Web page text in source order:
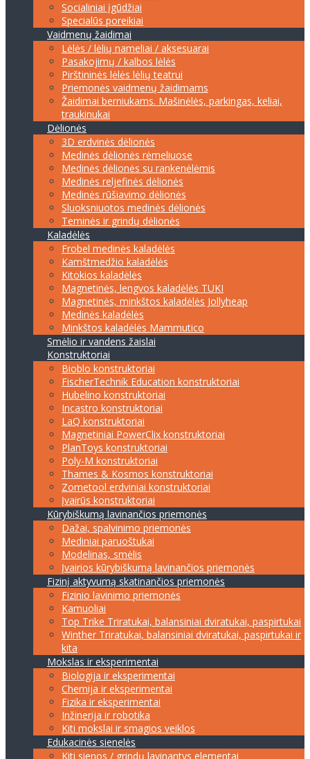
Socialiniai įgūdžiai
Specialūs poreikiai
Vaidmenų žaidimai
Lėlės / lėlių nameliai / aksesuarai
Pasakojimų / kalbos lėlės
Pirštininės lėlės lėlių teatrui
Priemonės vaidmenų žaidimams
Žaidimai berniukams. Mašinėlės, parkingas, keliai,
traukinukai
Dėlionės
3D erdvinės dėlionės
Medinės dėlionės rėmeliuose
Medinės dėlionės su rankenėlėmis
Medinės reljefinės dėlionės
Medinės rūšiavimo dėlionės
Sluoksniuotos medinės dėlionės
Teminės ir grindų dėlionės
Kaladėlės
Frobel medinės kaladėlės
Kamštmedžio kaladėlės
Kitokios kaladėlės
Magnetinės, lengvos kaladėlės TUKI
Magnetinės, minkštos kaladėlės Jollyheap
Medinės kaladėlės
Minkštos kaladėlės Mammutico
Smėlio ir vandens žaislai
Konstruktoriai
Bioblo konstruktoriai
FischerTechnik Education konstruktoriai
Hubelino konstruktoriai
Incastro konstruktoriai
LaQ konstruktoriai
Magnetiniai PowerClix konstruktoriai
PlanToys konstruktoriai
Poly-M konstruktoriai
Thames & Kosmos konstruktoriai
Zometool erdviniai konstruktoriai
Įvairūs konstruktoriai
Kūrybiškumą lavinančios priemonės
Dažai, spalvinimo priemonės
Mediniai paruoštukai
Modelinas, smėlis
Įvairios kūrybiškumą lavinančios priemonės
Fizinį aktyvumą skatinančios priemonės
Fizinio lavinimo priemonės
Kamuoliai
Top Trike Triratukai, balansiniai dviratukai, paspirtukai
Winther Triratukai, balansiniai dviratukai, paspirtukai ir
kita
Mokslas ir eksperimentai
Biologija ir eksperimentai
Chemija ir eksperimentai
Fizika ir eksperimentai
Inžinerija ir robotika
Kiti mokslai ir smagios veiklos
Edukacinės sienelės
Kiti sienos / grindų lavinantys elementai